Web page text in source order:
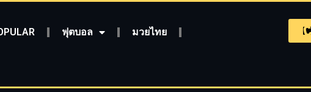
ฟุตบอล มวยไทย